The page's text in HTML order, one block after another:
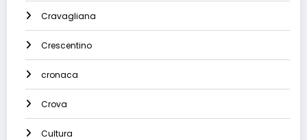
Cravagliana
Crescentino
cronaca
Crova
Cultura